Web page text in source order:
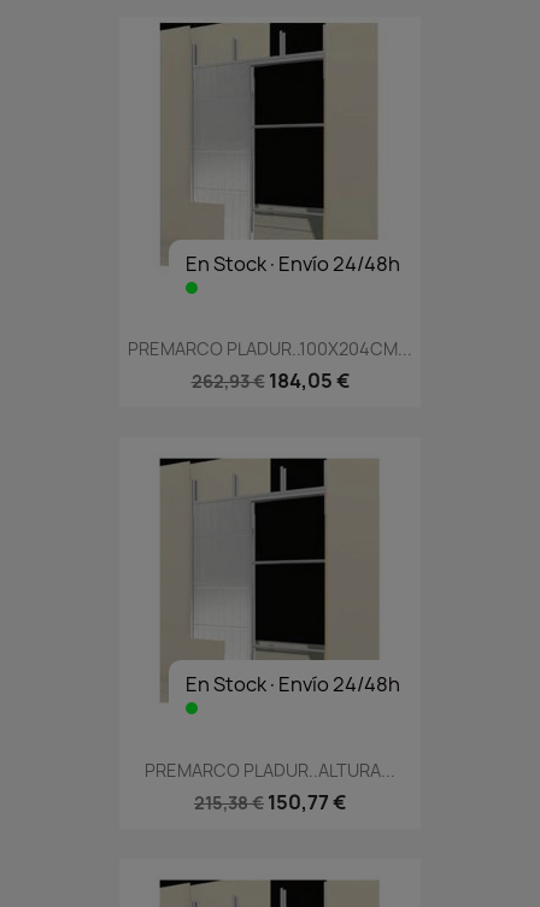
En Stock·Envío 24/48h
PREMARCO PLADUR..100X204CM...
262,93 € 184,05 €
En Stock·Envío 24/48h
PREMARCO PLADUR..ALTURA...
215,38 € 150,77 €